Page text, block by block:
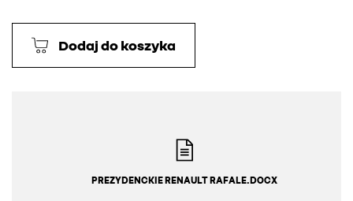
Dodaj do koszyka
PREZYDENCKIE RENAULT RAFALE.DOCX